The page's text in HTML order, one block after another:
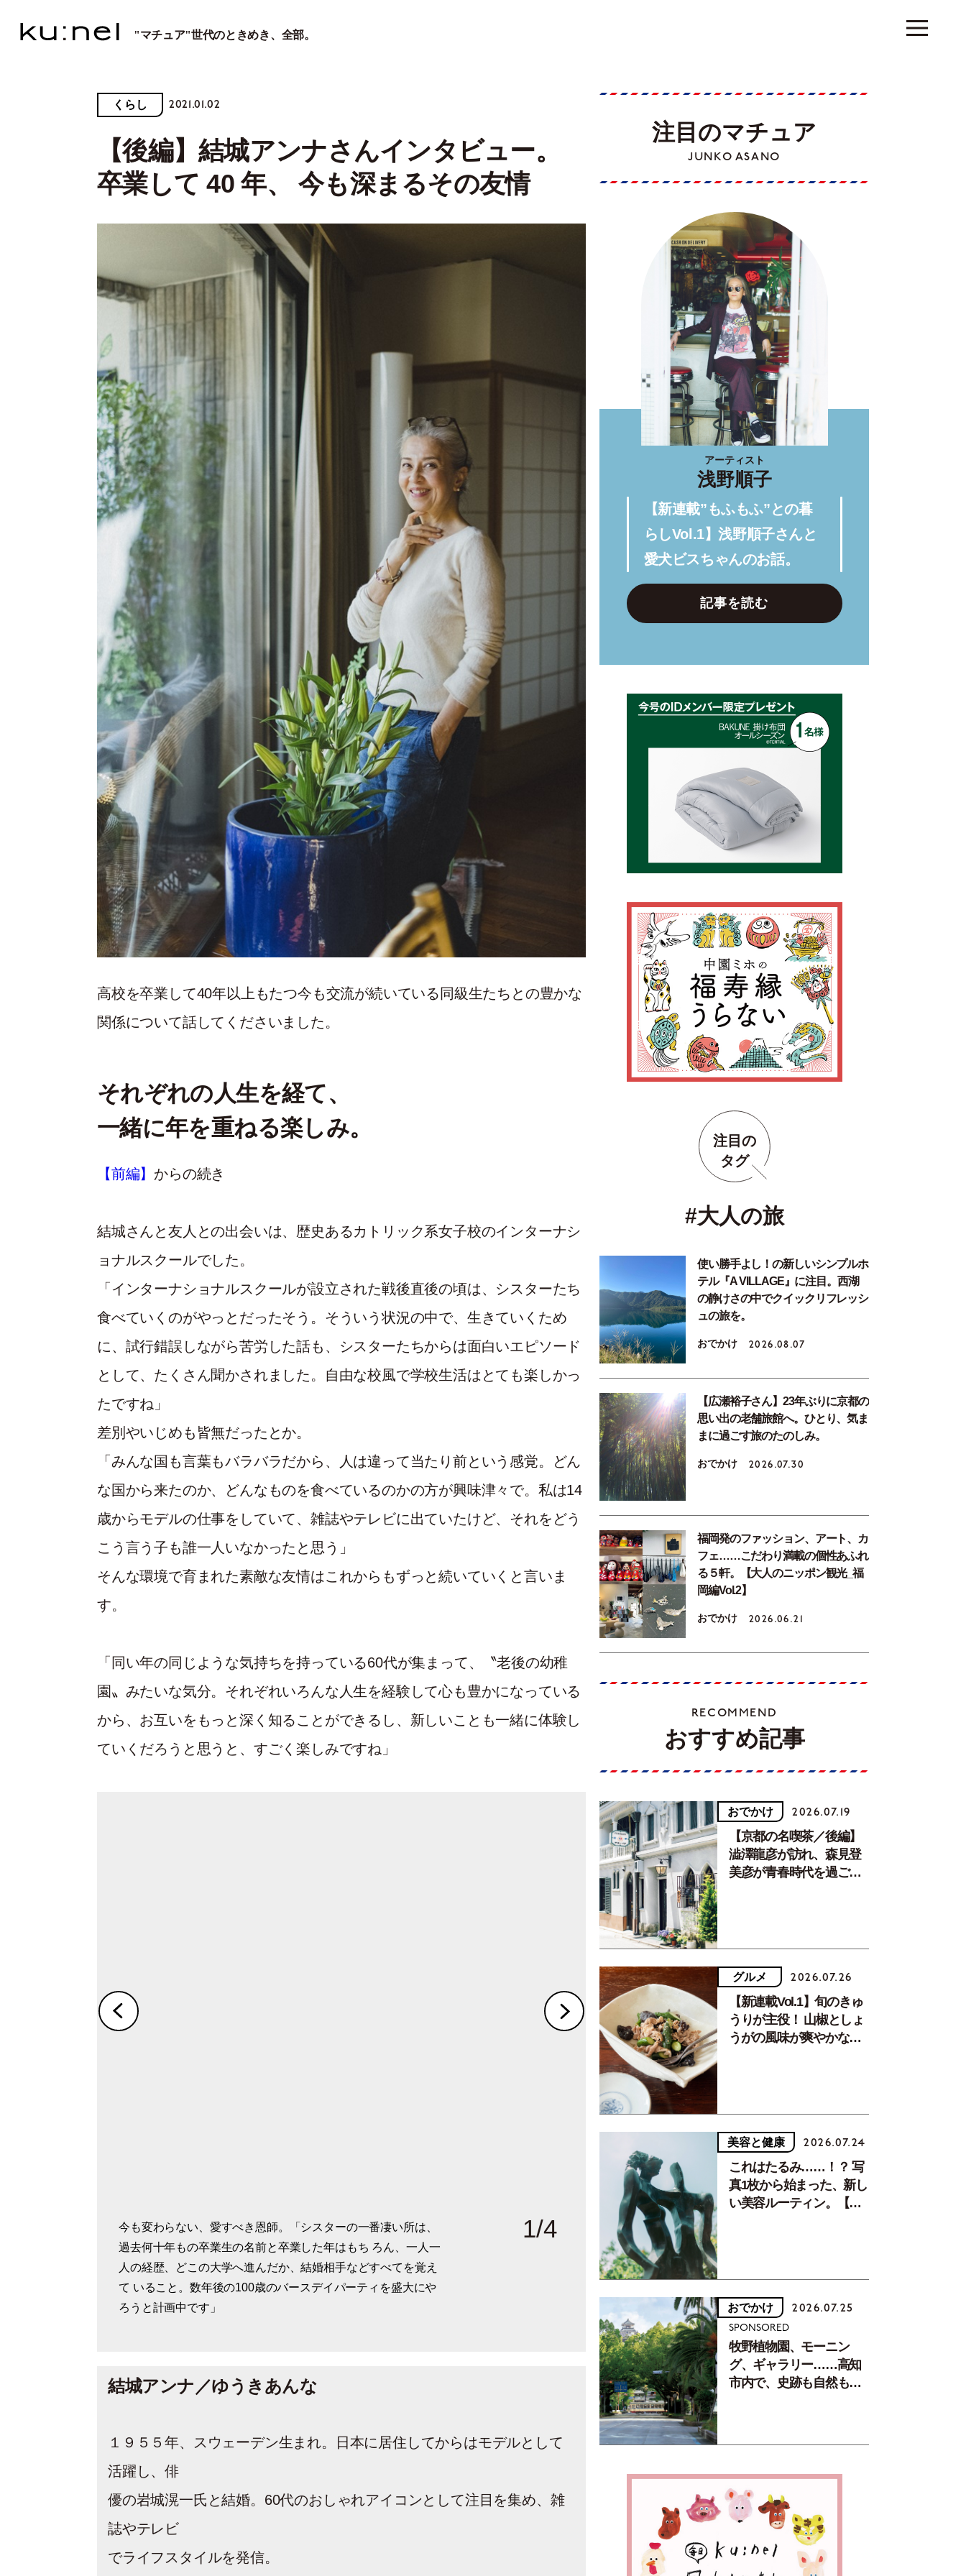
"マチュア"世代のときめき、全部。
くらし 2021.01.02
【後編】結城アンナさんインタビュー。
卒業して 40 年、 今も深まるその友情
高校を卒業して40年以上もたつ今も交流が続いている同級生たちとの豊かな
関係について話してくださいました。
それぞれの人生を経て、
一緒に年を重ねる楽しみ。
【前編】 からの続き
結城さんと友人との出会いは、歴史あるカトリック系女子校のインターナシ
ョナルスクールでした。
「インターナショナルスクールが設立された戦後直後の頃は、シスターたち
食べていくのがやっとだったそう。そういう状況の中で、生きていくため
に、試行錯誤しながら苦労した話も、シスターたちからは面白いエピソード
として、たくさん聞かされました。自由な校風で学校生活はとても楽しかっ
たですね」
差別やいじめも皆無だったとか。
「みんな国も言葉もバラバラだから、人は違って当たり前という感覚。どん
な国から来たのか、どんなものを食べているのかの方が興味津々で。私は14
歳からモデルの仕事をしていて、雑誌やテレビに出ていたけど、それをどう
こう言う子も誰一人いなかったと思う」
そんな環境で育まれた素敵な友情はこれからもずっと続いていくと言いま
す。
「同い年の同じような気持ちを持っている60代が集まって、〝老後の幼稚
園〟みたいな気分。それぞれいろんな人生を経験して心も豊かになっている
から、お互いをもっと深く知ることができるし、新しいことも一緒に体験し
ていくだろうと思うと、すごく楽しみですね」
今も変わらない、愛すべき恩師。「シスターの一番凄い所は、
過去何十年もの卒業生の名前と卒業した年はもち ろん、一人一
人の経歴、どこの大学へ進んだか、結婚相手などすべてを覚え
て いること。数年後の100歳のバースデイパーティを盛大にや
ろうと計画中です」
楽しい思い出が詰まった母校。趣のある建物が印象的な、結城
さんが在籍していたインターナショナルスクール。
卒業40周年を記念して作ったアルバム。「同級生が作ってくれ
たアルバム。私はイラストで参加 しました」
感慨深い卒業式の１枚。「現在の形になった第1期の卒業生。
12歳で入学し、高校卒業まで6年間在籍しました」
1/4
結城アンナ／ゆうきあんな
１９５５年、スウェーデン生まれ。日本に居住してからはモデルとして
活躍し、俳
優の岩城滉一氏と結婚。60代のおしゃれアイコンとして注目を集め、雑
誌やテレビ
でライフスタイルを発信。
注目のマチュア
JUNKO ASANO
アーティスト
浅野順子
【新連載”もふもふ”との暮
らしVol.1】浅野順子さんと
愛犬ビスちゃんのお話。
記事を読む
注目の
タグ
#大人の旅
使い勝手よし！の新しいシンプルホ
テル『A VILLAGE』に注目。西湖
の静けさの中でクイックリフレッシ
ュの旅を。
おでかけ 2026.08.07
【広瀬裕子さん】23年ぶりに京都の
思い出の老舗旅館へ。ひとり、気ま
まに過ごす旅のたのしみ。
おでかけ 2026.07.30
福岡発のファッション、アート、カ
フェ……こだわり満載の個性あふれ
る５軒。【大人のニッポン観光_福
岡編Vol.2】
おでかけ 2026.06.21
RECOMMEND
おすすめ記事
おでかけ 2026.07.19
【京都の名喫茶／後編】
澁澤龍彦が訪れ、森見登
美彦が青春時代を過ごし
グルメ 2026.07.26
【新連載Vol.1】旬のきゅ
うりが主役！ 山椒としょ
うがの風味が爽やかな、
美容と健康 2026.07.24
これはたるみ……！？ 写
真1枚から始まった、新し
い美容ルーティン。【中
おでかけ 2026.07.25
SPONSORED
牧野植物園、モーニン
グ、ギャラリー……高知
市内で、史跡も自然もグ